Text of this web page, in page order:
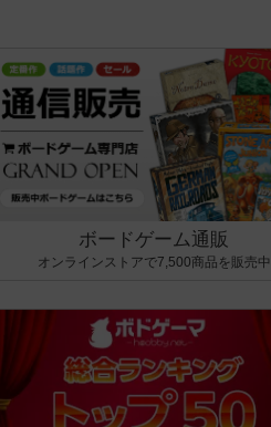
ボードゲーム通販
オンラインストアで7,500商品を販売中